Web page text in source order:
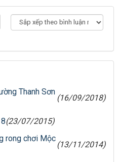
Thanh Sơn
(16/09/2018)
(23/07/2015)
rong chơi Mộc
(13/11/2014)